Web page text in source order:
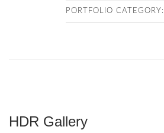
PORTFOLIO CATEGORY:
HDR Gallery